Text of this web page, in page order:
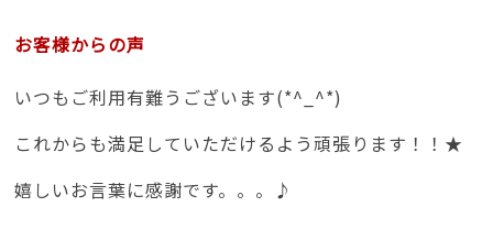
お客様からの声
いつもご利用有難うございます(*^_^*)
これからも満足していただけるよう頑張ります！！★
嬉しいお言葉に感謝です。。。♪